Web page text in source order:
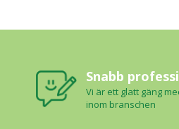
Snabb
Vi är ett glatt gäng
inom branschen